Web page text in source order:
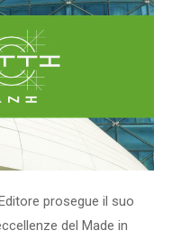
prosegue il suo
del Made in